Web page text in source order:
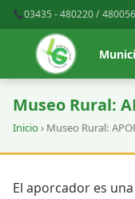
03435 - 480220 / 480056
Museo Rural:
Inicio› Museo Rural:
El aporcador es